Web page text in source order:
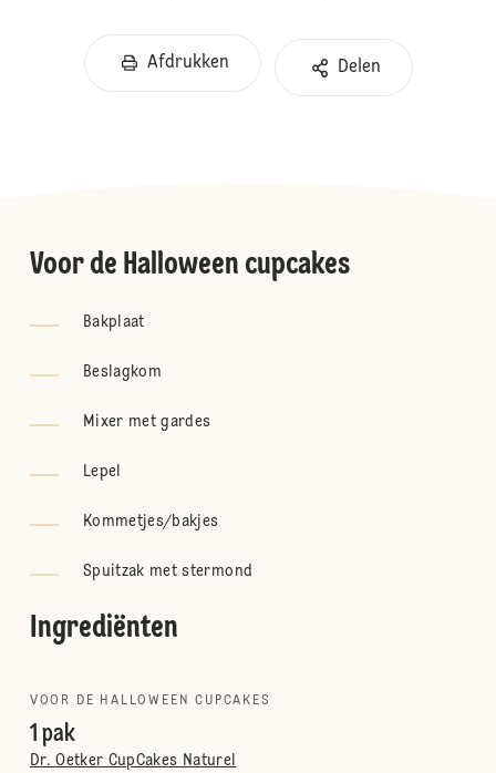
Afdrukken Delen
Voor de Halloween cupcakes
Bakplaat
Beslagkom
Mixer met gardes
Lepel
Kommetjes/bakjes
Spuitzak met stermond
Ingrediënten
VOOR DE HALLOWEEN CUPCAKES
1 pak
Dr. Oetker CupCakes Naturel